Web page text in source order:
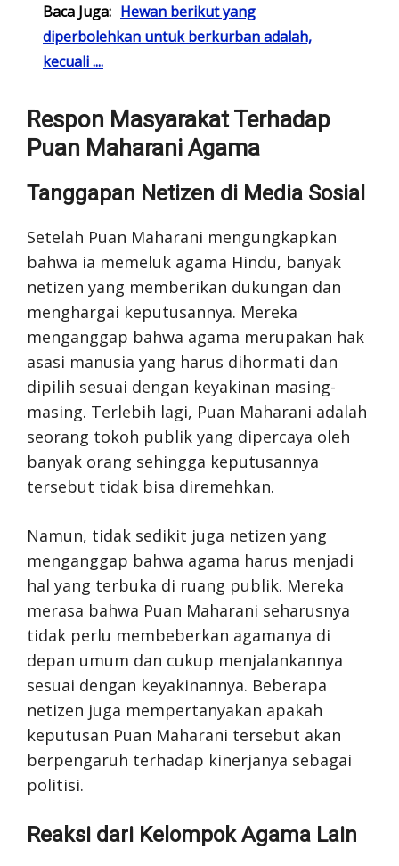
Baca Juga: Hewan berikut yang
diperbolehkan untuk berkurban adalah,
kecuali ....
Respon Masyarakat Terhadap
Puan Maharani Agama
Tanggapan Netizen di Media Sosial
Setelah Puan Maharani mengungkapkan
bahwa ia memeluk agama Hindu, banyak
netizen yang memberikan dukungan dan
menghargai keputusannya. Mereka
menganggap bahwa agama merupakan hak
asasi manusia yang harus dihormati dan
dipilih sesuai dengan keyakinan masing-
masing. Terlebih lagi, Puan Maharani adalah
seorang tokoh publik yang dipercaya oleh
banyak orang sehingga keputusannya
tersebut tidak bisa diremehkan.
Namun, tidak sedikit juga netizen yang
menganggap bahwa agama harus menjadi
hal yang terbuka di ruang publik. Mereka
merasa bahwa Puan Maharani seharusnya
tidak perlu membeberkan agamanya di
depan umum dan cukup menjalankannya
sesuai dengan keyakinannya. Beberapa
netizen juga mempertanyakan apakah
keputusan Puan Maharani tersebut akan
berpengaruh terhadap kinerjanya sebagai
politisi.
Reaksi dari Kelompok Agama Lain